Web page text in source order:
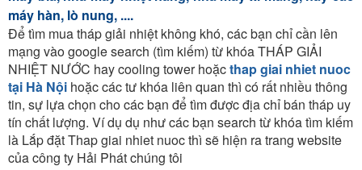
máy hàn, lò nung, ....
Để tìm mua tháp giải nhiệt không khó, các bạn chỉ cần lên
mạng vào google search (tìm kiếm) từ khóa THÁP GIẢI
NHIỆT NƯỚC hay cooling tower hoặcthap giai nhiet nuoc
tại Hà Nội hoặc các tư khóa liên quan thì có rất nhiều thông
tin, sự lựa chọn cho các bạn để tìm được địa chỉ bán tháp uy
tín chất lượng. Ví dụ dụ như các bạn search từ khóa tìm kiếm
là Lắp đặt Thap giai nhiet nuoc thì sẽ hiện ra trang website
của công ty Hải Phát chúng tôi